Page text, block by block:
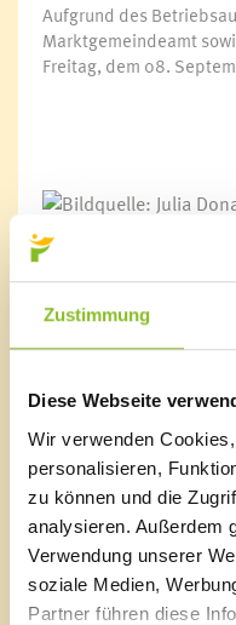
Zustimmung
Diese Webseite
Wir verwenden
personalisieren,
zu können und die
analysieren. Außerdem
Verwendung unserer
soziale Medien,
Partner führen diese
Aufgrund des
Marktgemeindeamt
Freitag, dem 08.
Marktgemeinde Frastanz
Sägenplatz 1
A-6820 Frastanz,
Lageplan
T0043 5522 51534-0
F 0043 5522 51534-6
E-Mail an das